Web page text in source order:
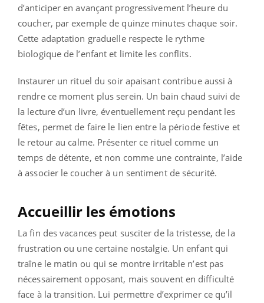
d’anticiper en avançant progressivement l’heure du
coucher, par exemple de quinze minutes chaque soir.
Cette adaptation graduelle respecte le rythme
biologique de l’enfant et limite les conflits.
Instaurer un rituel du soir apaisant contribue aussi à
rendre ce moment plus serein. Un bain chaud suivi de
la lecture d’un livre, éventuellement reçu pendant les
fêtes, permet de faire le lien entre la période festive et
le retour au calme. Présenter ce rituel comme un
temps de détente, et non comme une contrainte, l’aide
à associer le coucher à un sentiment de sécurité.
Accueillir les émotions
La fin des vacances peut susciter de la tristesse, de la
frustration ou une certaine nostalgie. Un enfant qui
traîne le matin ou qui se montre irritable n’est pas
nécessairement opposant, mais souvent en difficulté
face à la transition. Lui permettre d’exprimer ce qu’il